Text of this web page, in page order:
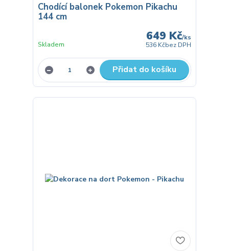
Chodící balonek Pokemon Pikachu
144 cm
649 Kč/ks
536 Kčbez DPH
Skladem
Přidat do košíku